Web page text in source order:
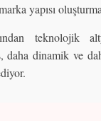
yapısı
teknolojik
daha dinamik ve